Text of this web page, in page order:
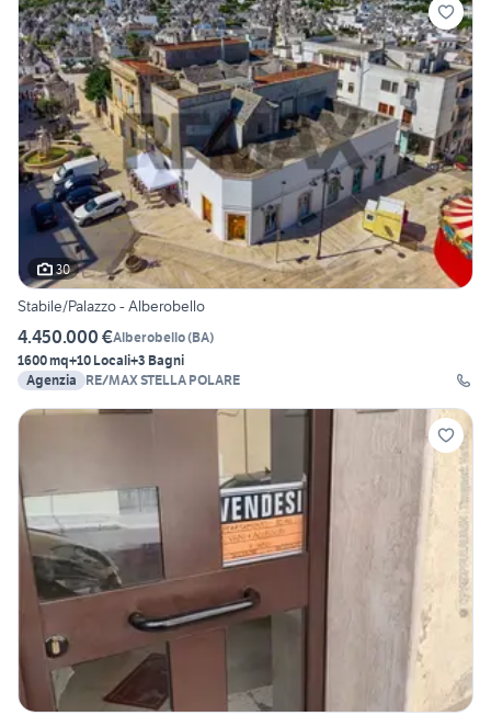
30
Stabile/Palazzo - Alberobello
4.450.000 €Alberobello(BA)
1600 mq+10 Locali+3 Bagni
Agenzia
RE/MAX STELLA POLARE